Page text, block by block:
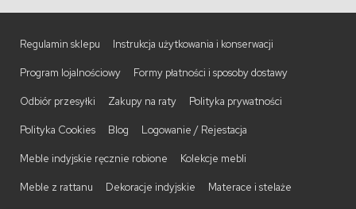
Regulamin sklepu Instrukcja użytkowania i konserwacji
Program lojalnościowy Formy płatności i sposoby dostawy
Odbiór przesyłki Zakupy na raty Polityka prywatności
Polityka Cookies Blog Logowanie / Rejestacja
Meble indyjskie ręcznie robione Kolekcje mebli
Meble z rattanu Dekoracje indyjskie Materace i stelaże